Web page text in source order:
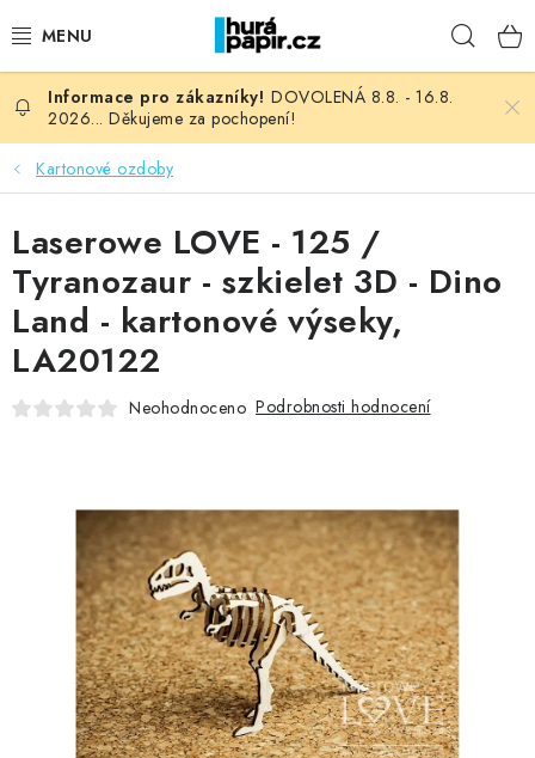
na
NOVINKY
HURÁ DÍLNA
KNIHAŘSKÝ MATERIÁL
KURZY NATY LYSAK
OBLÍBENÉ ♥️
MOJE OBJEDNÁVKA
ZNAČKY
Doprava Kontakty Moje objednávka
Oblíbené ♥️
Hodnocení obchodu
Obchodní podmínky
Podmínky ochrany osobních údajů
Ověřování recenzí
DOVOLENÁ 8.8. - 16.8.
2026... Děkujeme za pochopení!
Kartonové ozdoby
Laserowe LOVE - 125 /
Tyranozaur - szkielet 3D - Dino
Land - kartonové výseky,
LA20122
Neohodnoceno Podrobnosti hodnocení